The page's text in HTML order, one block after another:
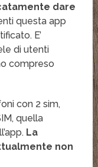
dare
questa app
E’
di utenti
compreso
con 2 sim,
quella
La
non